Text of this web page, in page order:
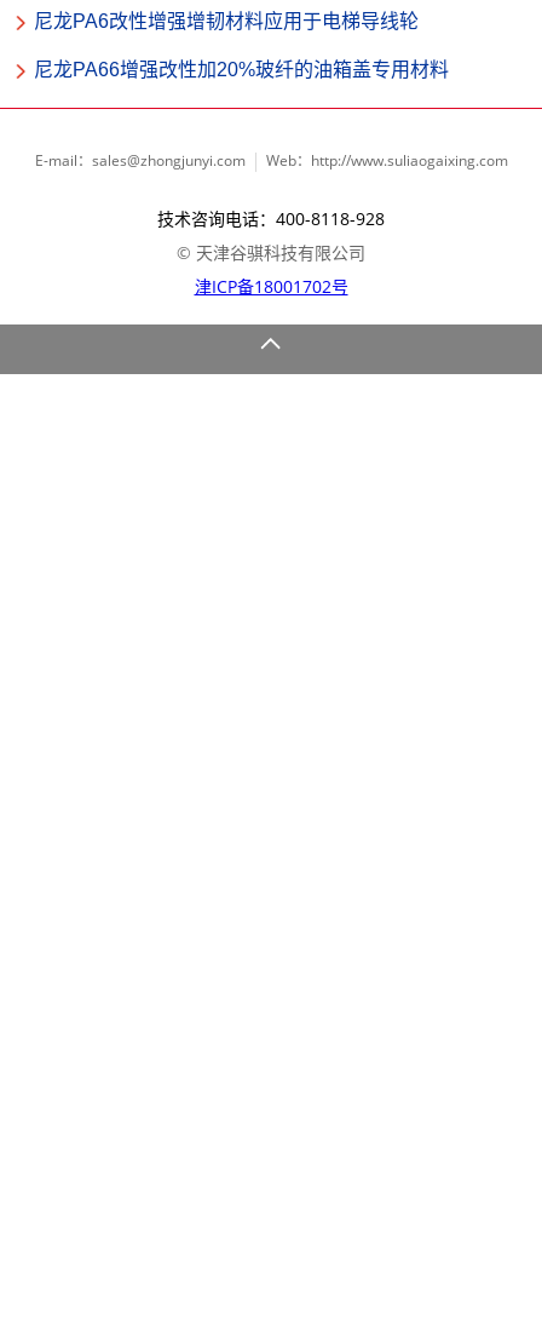
尼龙PA6改性增强增韧材料应用于电梯导线轮
尼龙PA66增强改性加20%玻纤的油箱盖专用材料
E-mail：sales@zhongjunyi.com Web：http://www.suliaogaixing.com
技术咨询电话：400-8118-928
© 天津谷骐科技有限公司
津ICP备18001702号